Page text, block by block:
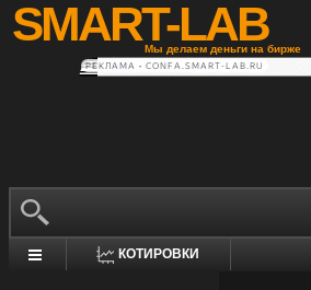
SMART-LAB
Мы делаем деньги на бирже
РЕКЛАМА • CONFA.SMART-LAB.RU
КОТИРОВКИ